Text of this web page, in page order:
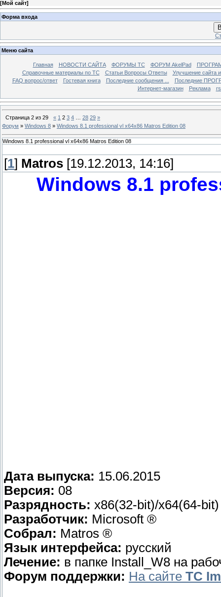
[Мой сайт]
Форма входа
Меню сайта
Главная НОВОСТИ САЙТА ФОРУМЫ TC ФОРУМ AkelPad
Справочные материалы по TС
Статьи Вопросы Ответы
Улучшение сайта
FAQ вопрос/ответ
Гостевая книга Последние сообщения ...
Последние
Интернет-магазин
Реклама
Страница 2 из 29 « 1 2 3 4 28 29 »
Форум » Windows 8 » Windows 8.1 professional vl x64x86 Matros Edition 08
Windows 8.1 professional vl x64x86 Matros Edition 08
[1] Matros [19.12.2013, 14:16]
Windows 8.1
Дата выпуска: 15.06.2015
Версия: 08
Разрядность: x86(32-bit)/x64(64-bit)
Разработчик: Microsoft ®
Собрал: Matros ®
Язык интерфейса: русский
Лечение: в папке Install_W8 на
Форум поддержки: На сайте TC